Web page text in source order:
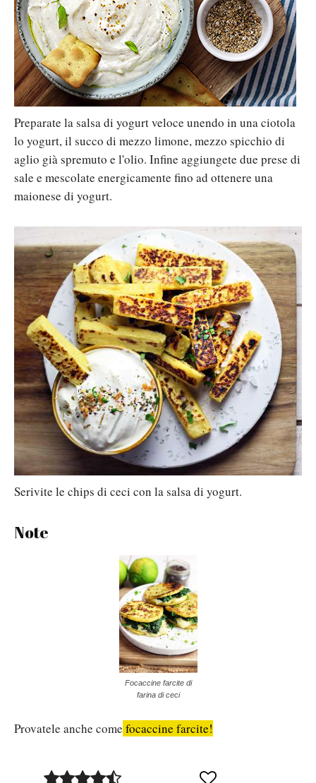
Preparate la salsa di yogurt veloce unendo in una ciotola
lo yogurt, il succo di mezzo limone, mezzo spicchio di
aglio già spremuto e l'olio. Infine aggiungete due prese di
sale e mescolate energicamente fino ad ottenere una
maionese di yogurt.
Serivite le chips di ceci con la salsa di yogurt.
Note
Focaccine farcite di
farina di ceci
Provatele anche come focaccine farcite!